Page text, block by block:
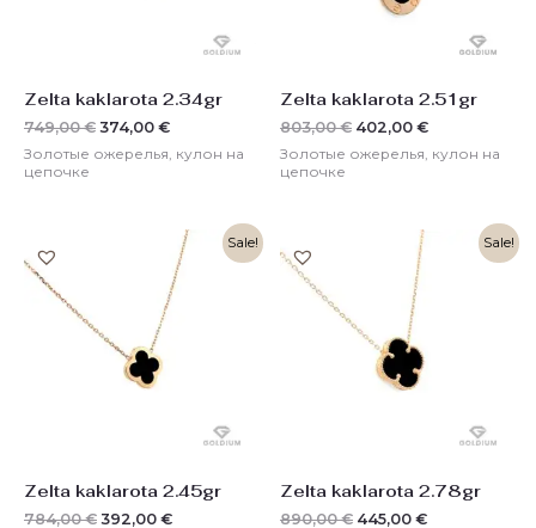
Zelta kaklarota 2.34gr
749,00€ 374,00 €
Золотые ожерелья, кулон на
цепочке
Zelta kaklarota 2.51gr
803,00€ 402,00 €
Золотые ожерелья, кулон на
цепочке
Sale!
Zelta kaklarota 2.45gr
784,00€
Первоначальная
составляла
784,00 €.
392,00 €
Текущая
цена:
392,00 €.
Sale!
Zelta kaklarota 2.78gr
890,00€
Первоначальная
составляла
890,00 €.
445,00 €
Текущая